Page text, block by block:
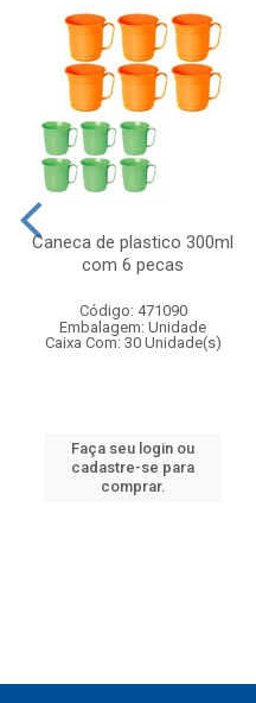
Caneca de plastico 300ml
com 6 pecas
Código: 471090
Embalagem: Unidade
Caixa Com: 30 Unidade(s)
Faça seu login ou
cadastre-se para
comprar.